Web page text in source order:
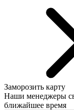
Заморозить карту
Наши менеджеры
ближайшее время